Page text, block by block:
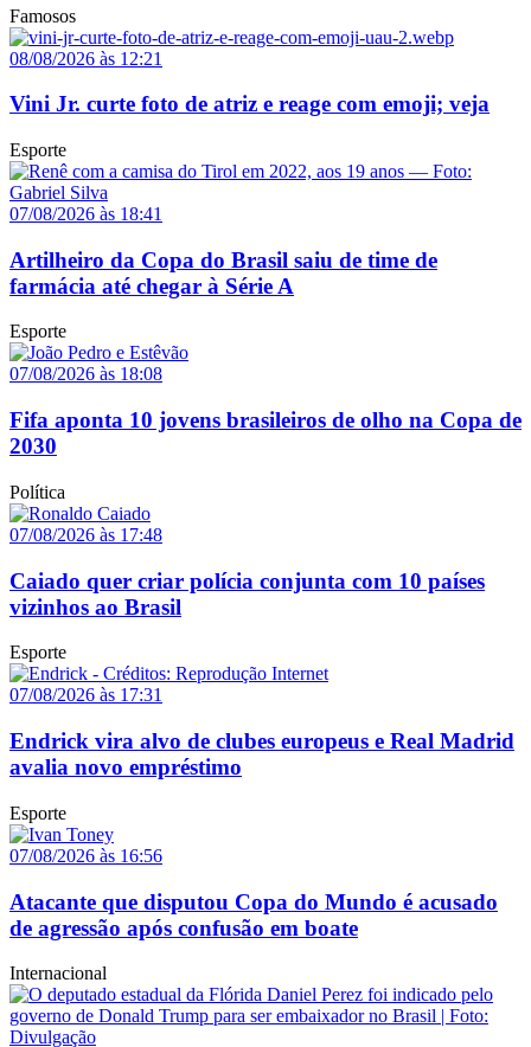
Famosos
08/08/2026 às 12:21
Vini Jr. curte foto de atriz e reage com emoji; veja
Esporte
07/08/2026 às 18:41
Artilheiro da Copa do Brasil saiu de time de
farmácia até chegar à Série A
Esporte
07/08/2026 às 18:08
Fifa aponta 10 jovens brasileiros de olho na Copa de
2030
Política
07/08/2026 às 17:48
Caiado quer criar polícia conjunta com 10 países
vizinhos ao Brasil
Esporte
07/08/2026 às 17:31
Endrick vira alvo de clubes europeus e Real Madrid
avalia novo empréstimo
Esporte
07/08/2026 às 16:56
Atacante que disputou Copa do Mundo é acusado
de agressão após confusão em boate
Internacional